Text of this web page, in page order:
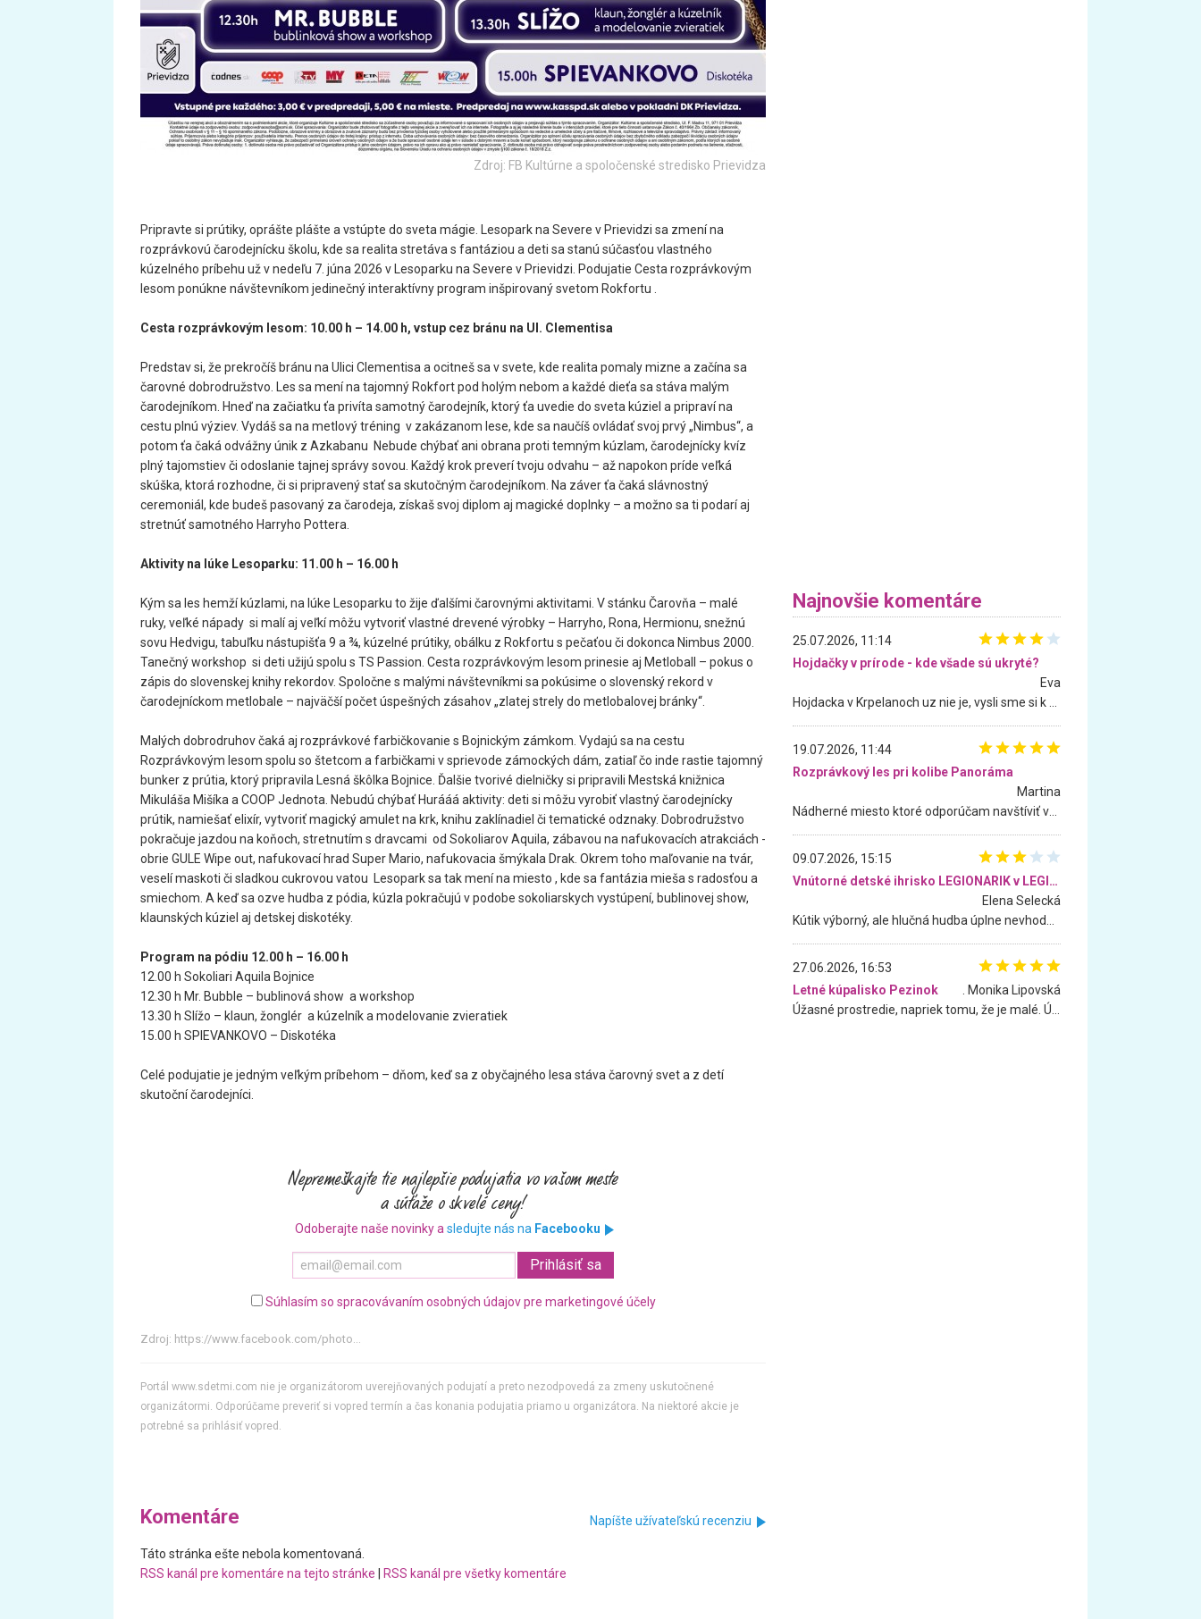
Zdroj: FB Kultúrne a spoločenské stredisko Prievidza
Pripravte si prútiky, oprášte plášte a vstúpte do sveta mágie. Lesopark na Severe v Prievidzi sa zmení na
rozprávkovú čarodejnícku školu, kde sa realita stretáva s fantáziou a deti sa stanú súčasťou vlastného
kúzelného príbehu už v nedeľu 7. júna 2026 v Lesoparku na Severe v Prievidzi. Podujatie Cesta rozprávkovým
lesom ponúkne návštevníkom jedinečný interaktívny program inšpirovaný svetom Rokfortu .
Cesta rozprávkovým lesom: 10.00 h – 14.00 h, vstup cez bránu na Ul. Clementisa
Predstav si, že prekročíš bránu na Ulici Clementisa a ocitneš sa v svete, kde realita pomaly mizne a začína sa
čarovné dobrodružstvo. Les sa mení na tajomný Rokfort pod holým nebom a každé dieťa sa stáva malým
čarodejníkom. Hneď na začiatku ťa privíta samotný čarodejník, ktorý ťa uvedie do sveta kúziel a pripraví na
cestu plnú výziev. Vydáš sa na metlový tréning v zakázanom lese, kde sa naučíš ovládať svoj prvý „Nimbus“, a
potom ťa čaká odvážny únik z Azkabanu Nebude chýbať ani obrana proti temným kúzlam, čarodejnícky kvíz
plný tajomstiev či odoslanie tajnej správy sovou. Každý krok preverí tvoju odvahu – až napokon príde veľká
skúška, ktorá rozhodne, či si pripravený stať sa skutočným čarodejníkom. Na záver ťa čaká slávnostný
ceremoniál, kde budeš pasovaný za čarodeja, získaš svoj diplom aj magické doplnky – a možno sa ti podarí aj
stretnúť samotného Harryho Pottera.
Aktivity na lúke Lesoparku: 11.00 h – 16.00 h
Kým sa les hemží kúzlami, na lúke Lesoparku to žije ďalšími čarovnými aktivitami. V stánku Čarovňa – malé
ruky, veľké nápady si malí aj veľkí môžu vytvoriť vlastné drevené výrobky – Harryho, Rona, Hermionu, snežnú
sovu Hedvigu, tabuľku nástupišťa 9 a ¾, kúzelné prútiky, obálku z Rokfortu s pečaťou či dokonca Nimbus 2000.
Tanečný workshop si deti užijú spolu s TS Passion. Cesta rozprávkovým lesom prinesie aj Metloball – pokus o
zápis do slovenskej knihy rekordov. Spoločne s malými návštevníkmi sa pokúsime o slovenský rekord v
čarodejníckom metlobale – najväčší počet úspešných zásahov„zlatej strely do metlobalovej bránky“.
Malých dobrodruhov čaká aj rozprávkové farbičkovanie s Bojnickým zámkom. Vydajú sa na cestu
Rozprávkovým lesom spolu so štetcom a farbičkami v sprievode zámockých dám, zatiaľ čo inde rastie tajomný
bunker z prútia, ktorý pripravila Lesná škôlka Bojnice. Ďalšie tvorivé dielničkysi pripravili Mestská knižnica
Mikuláša Mišíka a COOP Jednota. Nebudú chýbať Hurááá aktivity: deti si môžu vyrobiť vlastný čarodejnícky
prútik, namiešať elixír, vytvoriť magický amulet na krk, knihu zaklínadiel či tematické odznaky. Dobrodružstvo
pokračuje jazdou na koňoch, stretnutím s dravcami od Sokoliarov Aquila, zábavou na nafukovacích atrakciách -
obrie GULE Wipe out, nafukovací hrad Super Mario, nafukovacia šmýkala Drak. Okrem toho maľovanie na tvár,
veselí maskoti či sladkou cukrovou vatou
Lesopark sa tak mení na miesto , kde sa fantázia mieša s radosťou a
smiechom. A keď sa ozve hudba z pódia, kúzla pokračujú v podobe sokoliarskych vystúpení, bublinovej show,
klaunských kúziel aj detskej diskotéky.
Program na pódiu 12.00 h – 16.00 h
12.00 h Sokoliari Aquila Bojnice
12.30 h Mr. Bubble – bublinová show a workshop
13.30 h Slížo – klaun, žonglér a kúzelník a modelovanie zvieratiek
15.00 h SPIEVANKOVO – Diskotéka
Celé podujatie je jedným veľkým príbehom – dňom, keď sa z obyčajného lesa stáva čarovný svet a z detí
skutoční čarodejníci.
Odoberajte naše novinky a sledujte nás na Facebooku
Súhlasím so spracovávaním osobných údajov pre marketingové účely
Zdroj: https://www.facebook.com/photo...
Portál www.sdetmi.com nie je organizátorom uverejňovaných podujatí a preto nezodpovedá za zmeny uskutočnené
organizátormi. Odporúčame preveriť si vopred termín a čas konania podujatia priamo u organizátora. Na niektoré akcie je
potrebné sa prihlásiť vopred.
Komentáre Napíšte užívateľskú recenziu
Táto stránka ešte nebola komentovaná.
RSS kanál pre komentáre na tejto stránke
RSS kanál pre všetky komentáre
Najnovšie komentáre
25.07.2026, 11:14
Hojdačky v prírode - kde všade sú ukryté?
Eva
19.07.2026, 11:44
Rozprávkový les pri kolibe Panoráma
Martina
09.07.2026, 15:15
Vnútorné detské ihrisko LEGIONARIK v LEGIA Fitness
Elena Selecká
27.06.2026, 16:53
Letné kúpalisko Pezinok
. Monika Lipovská